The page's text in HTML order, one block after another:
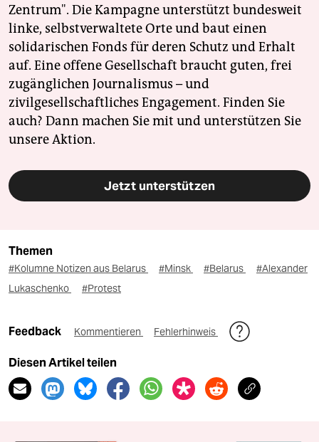
Zentrum". Die Kampagne unterstützt bundesweit
linke, selbstverwaltete Orte und baut einen
solidarischen Fonds für deren Schutz und Erhalt
auf. Eine offene Gesellschaft braucht guten, frei
zugänglichen Journalismus – und
zivilgesellschaftliches Engagement. Finden Sie
auch? Dann machen Sie mit und unterstützen Sie
unsere Aktion.
Jetzt unterstützen
Themen
#Kolumne Notizen aus Belarus #Minsk #Belarus
#Alexander
Lukaschenko
#Protest
Feedback Kommentieren Fehlerhinweis
Diesen Artikel teilen